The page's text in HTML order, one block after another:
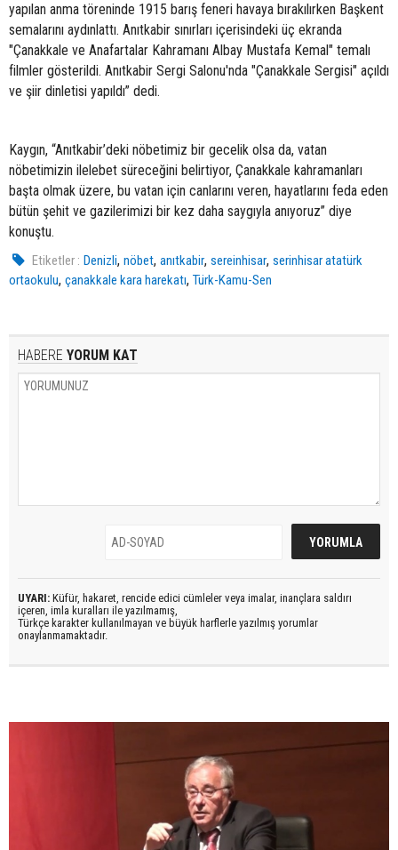
yapılan anma töreninde 1915 barış feneri havaya bırakılırken Başkent
semalarını aydınlattı. Anıtkabir sınırları içerisindeki üç ekranda
"Çanakkale ve Anafartalar Kahramanı Albay Mustafa Kemal" temalı
filmler gösterildi. Anıtkabir Sergi Salonu'nda "Çanakkale Sergisi" açıldı
ve şiir dinletisi yapıldı” dedi.
Kaygın, “Anıtkabir’deki nöbetimiz bir gecelik olsa da, vatan
nöbetimizin ilelebet süreceğini belirtiyor, Çanakkale kahramanları
başta olmak üzere, bu vatan için canlarını veren, hayatlarını feda eden
bütün şehit ve gazilerimizi bir kez daha saygıyla anıyoruz” diye
konuştu.
Etiketler : Denizli,nöbet,anıtkabir,sereinhisar,serinhisar atatürk
ortaokulu, çanakkale kara harekatı, Türk-Kamu-Sen
HABERE YORUM KAT
UYARI: Küfür, hakaret, rencide edici cümleler veya imalar, inançlara saldırı
içeren, imla kuralları ile yazılmamış,
Türkçe karakter kullanılmayan ve büyük harflerle yazılmış yorumlar
onaylanmamaktadır.